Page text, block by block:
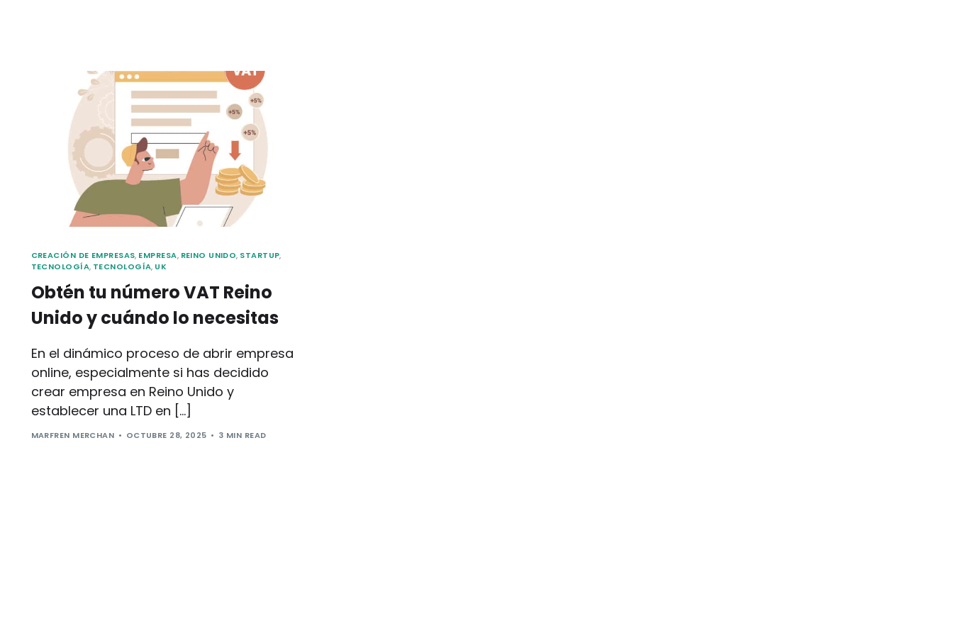
CREACIÓN DE EMPRESAS, EMPRESA, REINO UNIDO, STARTUP,
TECNOLOGÍA, TECNOLOGÍA, UK
Obtén tu número VAT Reino
Unido y cuándo lo necesitas
En el dinámico proceso de abrir empresa
online, especialmente si has decidido
crear empresa en Reino Unido y
establecer una LTD en […]
MARFREN MERCHAN OCTUBRE 28, 2025 3 MIN READ